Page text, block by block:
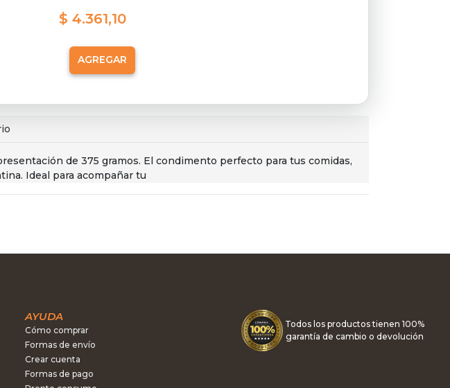
$ 4.361,10
AGREGAR
de 375 gramos. El condimento perfecto para tus comidas,
Ideal para acompañar tu
AYUDA
Cómo comprar
Formas de envío
Crear cuenta
Formas de pago
Todos los productos tienen 100%
garantía de cambio o devolución